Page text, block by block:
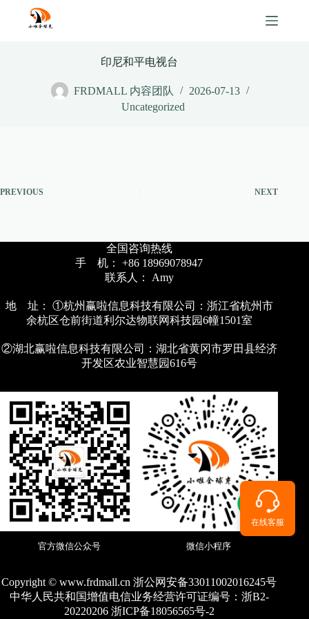
content
印尼和平电视台
FRDMALL 内容团队
2026-07-13
Uncategorized
PREVIOUS NEXT
全国咨询热线
手 机： +86 18969078947
联系人： Amy
地 址： ①杭州赢啦信息科技有限公司：浙江省杭州市
余杭区仓前街道利尔达物联网科技园6幢1501室
②湖北赢啦信息科技有限公司：湖北省黄冈市罗田县经济
开发区农业智慧园616号
官方微信公众号 微信小程序
在线客服
Copyright © www.frdmall.cn 浙公网安备33011002016245号
中华人民共和国增值电信业务经营许可证编号： 浙B2-
20220206 浙ICP备18056565号-2